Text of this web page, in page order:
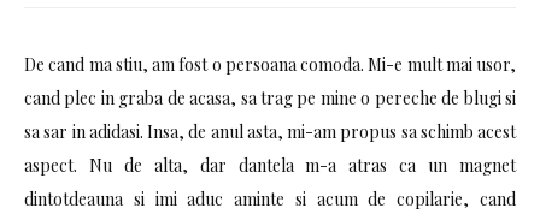
De cand ma stiu, am fost o persoana comoda. Mi-e mult mai usor,
cand plec in graba de acasa, sa trag pe mine o pereche de blugi si
sa sar in adidasi. Insa, de anul asta, mi-am propus sa schimb acest
aspect. Nu de alta, dar dantela m-a atras ca un magnet
dintotdeauna si imi aduc aminte si acum de copilarie, cand